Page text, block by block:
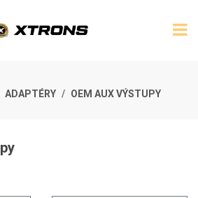
ADAPTÉRY OEM AUX VÝSTUPY